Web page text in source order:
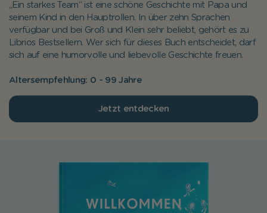
„Ein starkes Team“ ist eine schöne Geschichte mit Papa und
seinem Kind in den Hauptrollen. In über zehn Sprachen
verfügbar und bei Groß und Klein sehr beliebt, gehört es zu
Librios Bestsellern. Wer sich für dieses Buch entscheidet, darf
sich auf eine humorvolle und liebevolle Geschichte freuen.
Altersempfehlung: 0 - 99 Jahre
Jetzt entdecken